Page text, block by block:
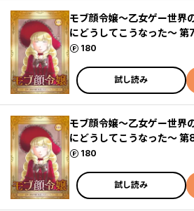
モブ顔令嬢～乙女ゲー世界
にどうしてこうなった～ 第
180
ポイント
試し読み
モブ顔令嬢～乙女ゲー世界
にどうしてこうなった～ 第
180
ポイント
試し読み